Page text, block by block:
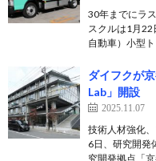
30年までにラ
スクルは1月22
自動車）小型
ダイフクが
Lab」開設
2025.11.07
技術人材強化
6日、研究開発
究開発拠点「